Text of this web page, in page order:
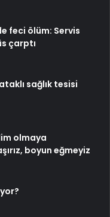
feci ölüm: Servis
çarptı
sağlık tesisi
olmaya
boyun eğmeyiz